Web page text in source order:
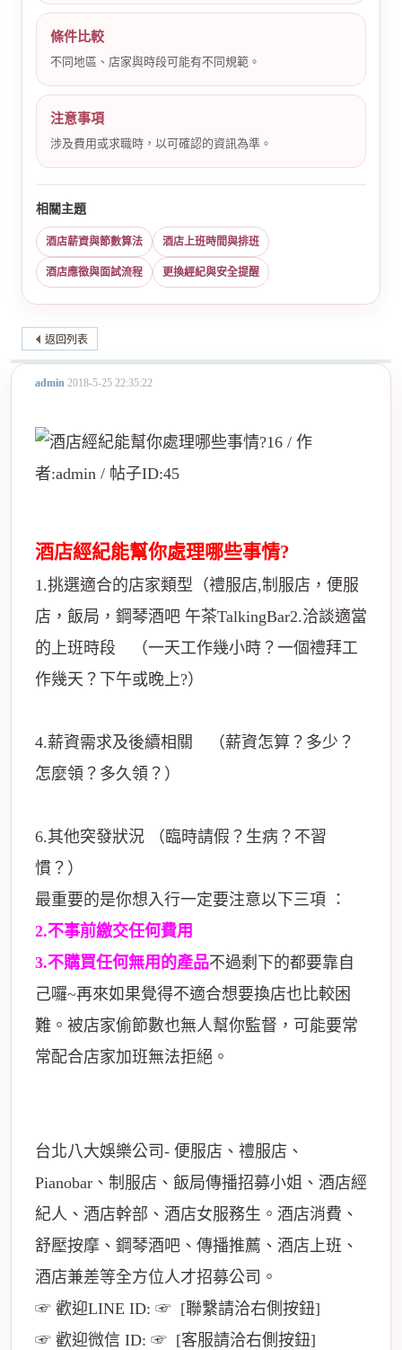
條件比較
不同地區、店家與時段可能有不同規範。
注意事項
涉及費用或求職時，以可確認的資訊為準。
相關主題
酒店薪資與節數算法 酒店上班時間與排班
酒店應徵與面試流程 更換經紀與安全提醒
返回列表
admin 2018-5-25 22:35:22
酒店經紀能幫你處理哪些事情?
1.挑選適合的店家類型（禮服店,制服店，便服
店，飯局 ，鋼琴酒吧 午茶TalkingBar2.洽談適當
的上班時段 （一天工作幾小時？一個禮拜工
作幾天？下午或晚上?）
4.薪資需求及後續相關 （薪資怎算？多少？
怎麼領？多久領？）
6.其他突發狀況 （臨時請假？生病？不習
慣？）
最重要的是你想入行一定要注意以下三項 ：
2.不事前繳交任何費用
3.不購買任何無用的產品不過剩下的都要靠自
己囉~再來如果覺得不適合想要換店也比較困
難。被店家偷節數也無人幫你監督，可能要常
常配合店家加班無法拒絕。
台北八大娛樂公司- 便服店、禮服店、
Pianobar、制服店、飯局傳播招募小姐、酒店經
紀人、酒店幹部、酒店女服務生。酒店消費、
舒壓按摩、鋼琴酒吧、傳播推薦、酒店上班、
酒店兼差等全方位人才招募公司。
☞ 歡迎LINE ID: ☞ [聯繫請洽右側按鈕]
☞ 歡迎微信 ID: ☞ [客服請洽右側按鈕]